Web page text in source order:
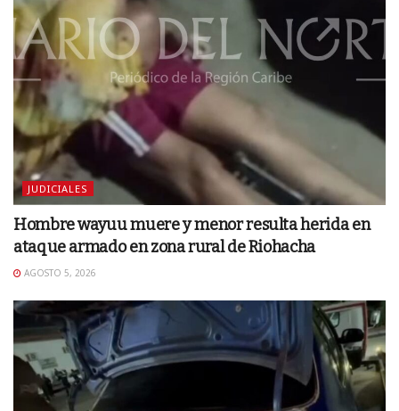
JUDICIALES
Hombre wayuu muere y menor resulta herida en
ataque armado en zona rural de Riohacha
AGOSTO 5, 2026